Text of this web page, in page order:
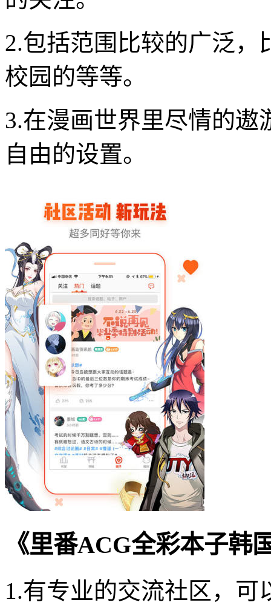
2.包括范围比较的广泛
校园的等等。
3.在漫画世界里尽情的
自由的设置。
《里番ACG全彩本子韩
1.有专业的交流社区，